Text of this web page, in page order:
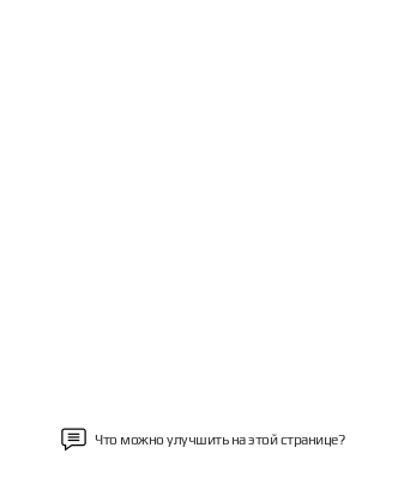
Что можно улучшить на этой странице?